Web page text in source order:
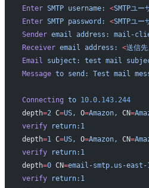
Enter SMTP username: <SMTPユー
Enter SMTP password: <SMTPユー
Sender email address:
mail-
Receiver email address: <送信
Email
subject: test mail
Message to send: Test mail
Connecting to 10.0.143.244
depth=2 C=US, O=Amazon, CN=
verify return:1
depth=1 C=US, O=Amazon, CN=
verify return:1
depth=0 CN=email-smtp.us-east-
verify return:1